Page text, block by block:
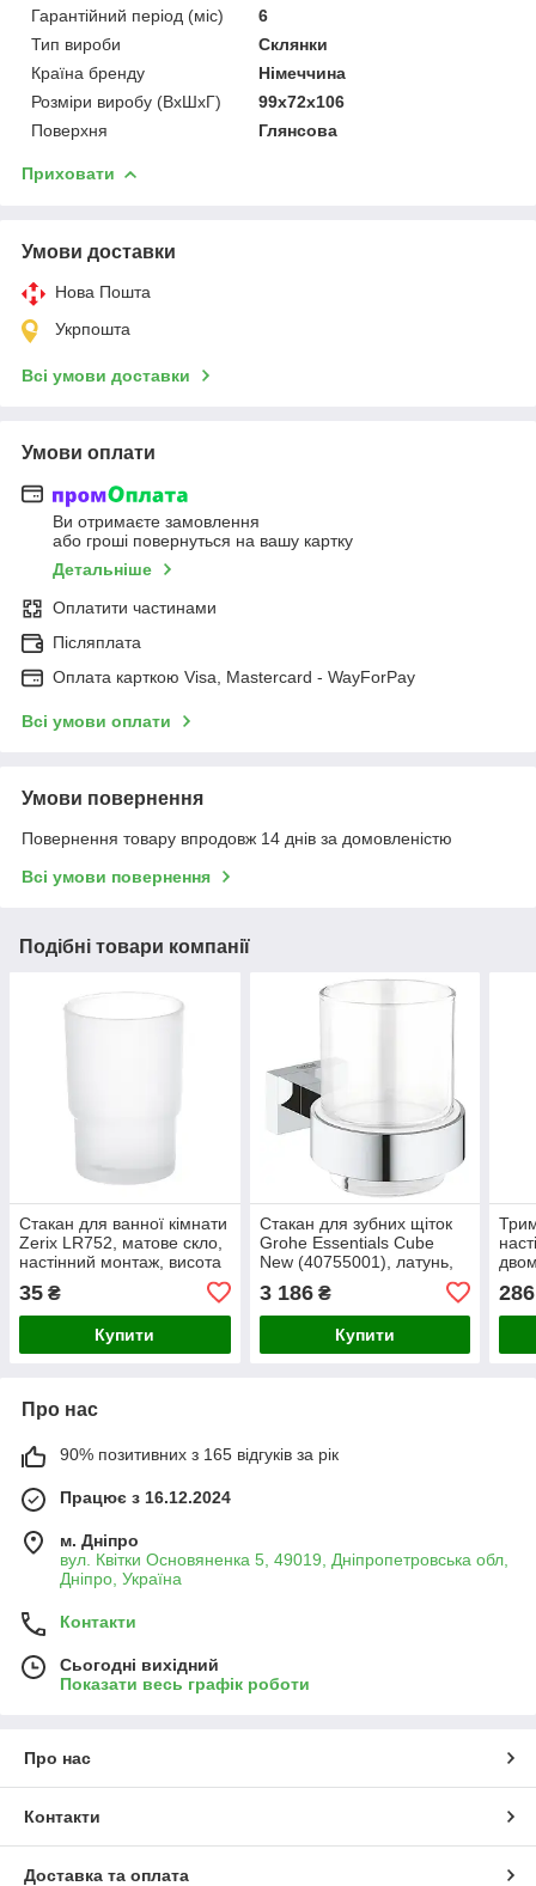
Гарантійний період (міс)
6
Тип вироби
Склянки
Країна бренду
Німеччина
Розміри виробу (ВхШхГ)
99х72х106
Поверхня
Глянсова
Приховати
Умови доставки
Нова Пошта
Укрпошта
Всі умови доставки
Умови оплати
Ви отримаєте замовлення
або гроші повернуться на вашу картку
Детальніше
Оплатити частинами
Післяплата
Оплата карткою Visa, Mastercard - WayForPay
Всі умови оплати
Умови повернення
Повернення товару впродовж 14 днів за домовленістю
Всі умови повернення
Подібні товари компанії
Стакан для ванної кімнати
Zerix LR752, матове скло,
настінний монтаж, висота
100 мм, виробник ZERIX
(Чехія)
35 ₴
Купити
Стакан для зубних щіток
Grohe Essentials Cube
New (40755001), латунь,
сталевий колір, міцний та
стильний
3 186₴
Купити
286
Про нас
90% позитивних з 165 відгуків за рік
Працює з 16.12.2024
м. Дніпро
вул. Квітки Основяненка 5, 49019, Дніпропетровська обл,
Дніпро, Україна
Контакти
Сьогодні вихідний
Показати весь графік роботи
Про нас
Контакти
Доставка та оплата